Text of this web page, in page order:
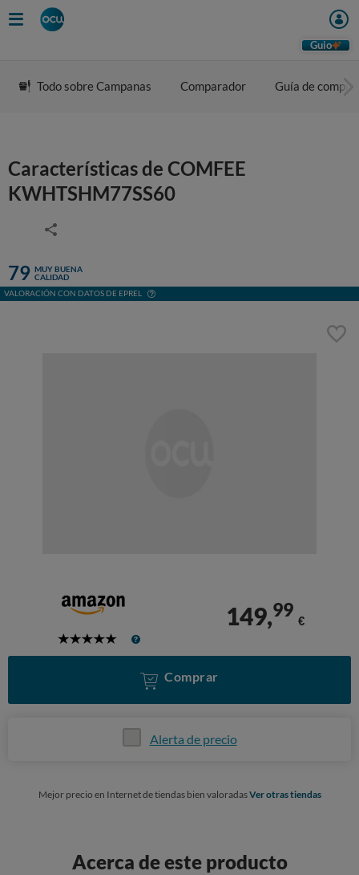
Guio
Todo sobre Campanas Comparador Guía de compra
Características de COMFEE
KWHTSHM77SS60
79 MUY BUENA
CALIDAD
VALORACIÓN CON DATOS DE EPREL
5
149,99
€
Comprar
Alerta de precio
Mejor precio en Internet de tiendas bien valoradasVer otras tiendas
Acerca de este producto